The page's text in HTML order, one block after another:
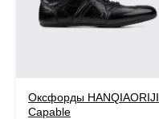
Оксфорды HANQIAORIJI
Capable